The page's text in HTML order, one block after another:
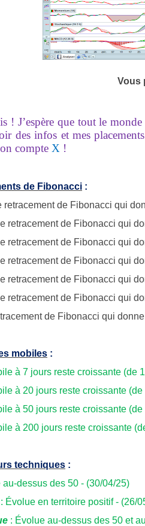
Vous
! J’espère que tout le
des infos et mes
compte X !
de Fibonacci :
retracement de Fibonacci qui
retracement de Fibonacci qui
retracement de Fibonacci qui
retracement de Fibonacci qui
retracement de Fibonacci qui
retracement de Fibonacci qui
de Fibonacci qui
mobiles :
à 7 jours reste croissante (de
à 20 jours reste croissante
à 50 jours reste croissante
à 200 jours reste croissante
techniques :
dessus des 50 - (30/04/25)
: Évolue en territoire positif - (26/
: Évolue au-dessus des 50 et